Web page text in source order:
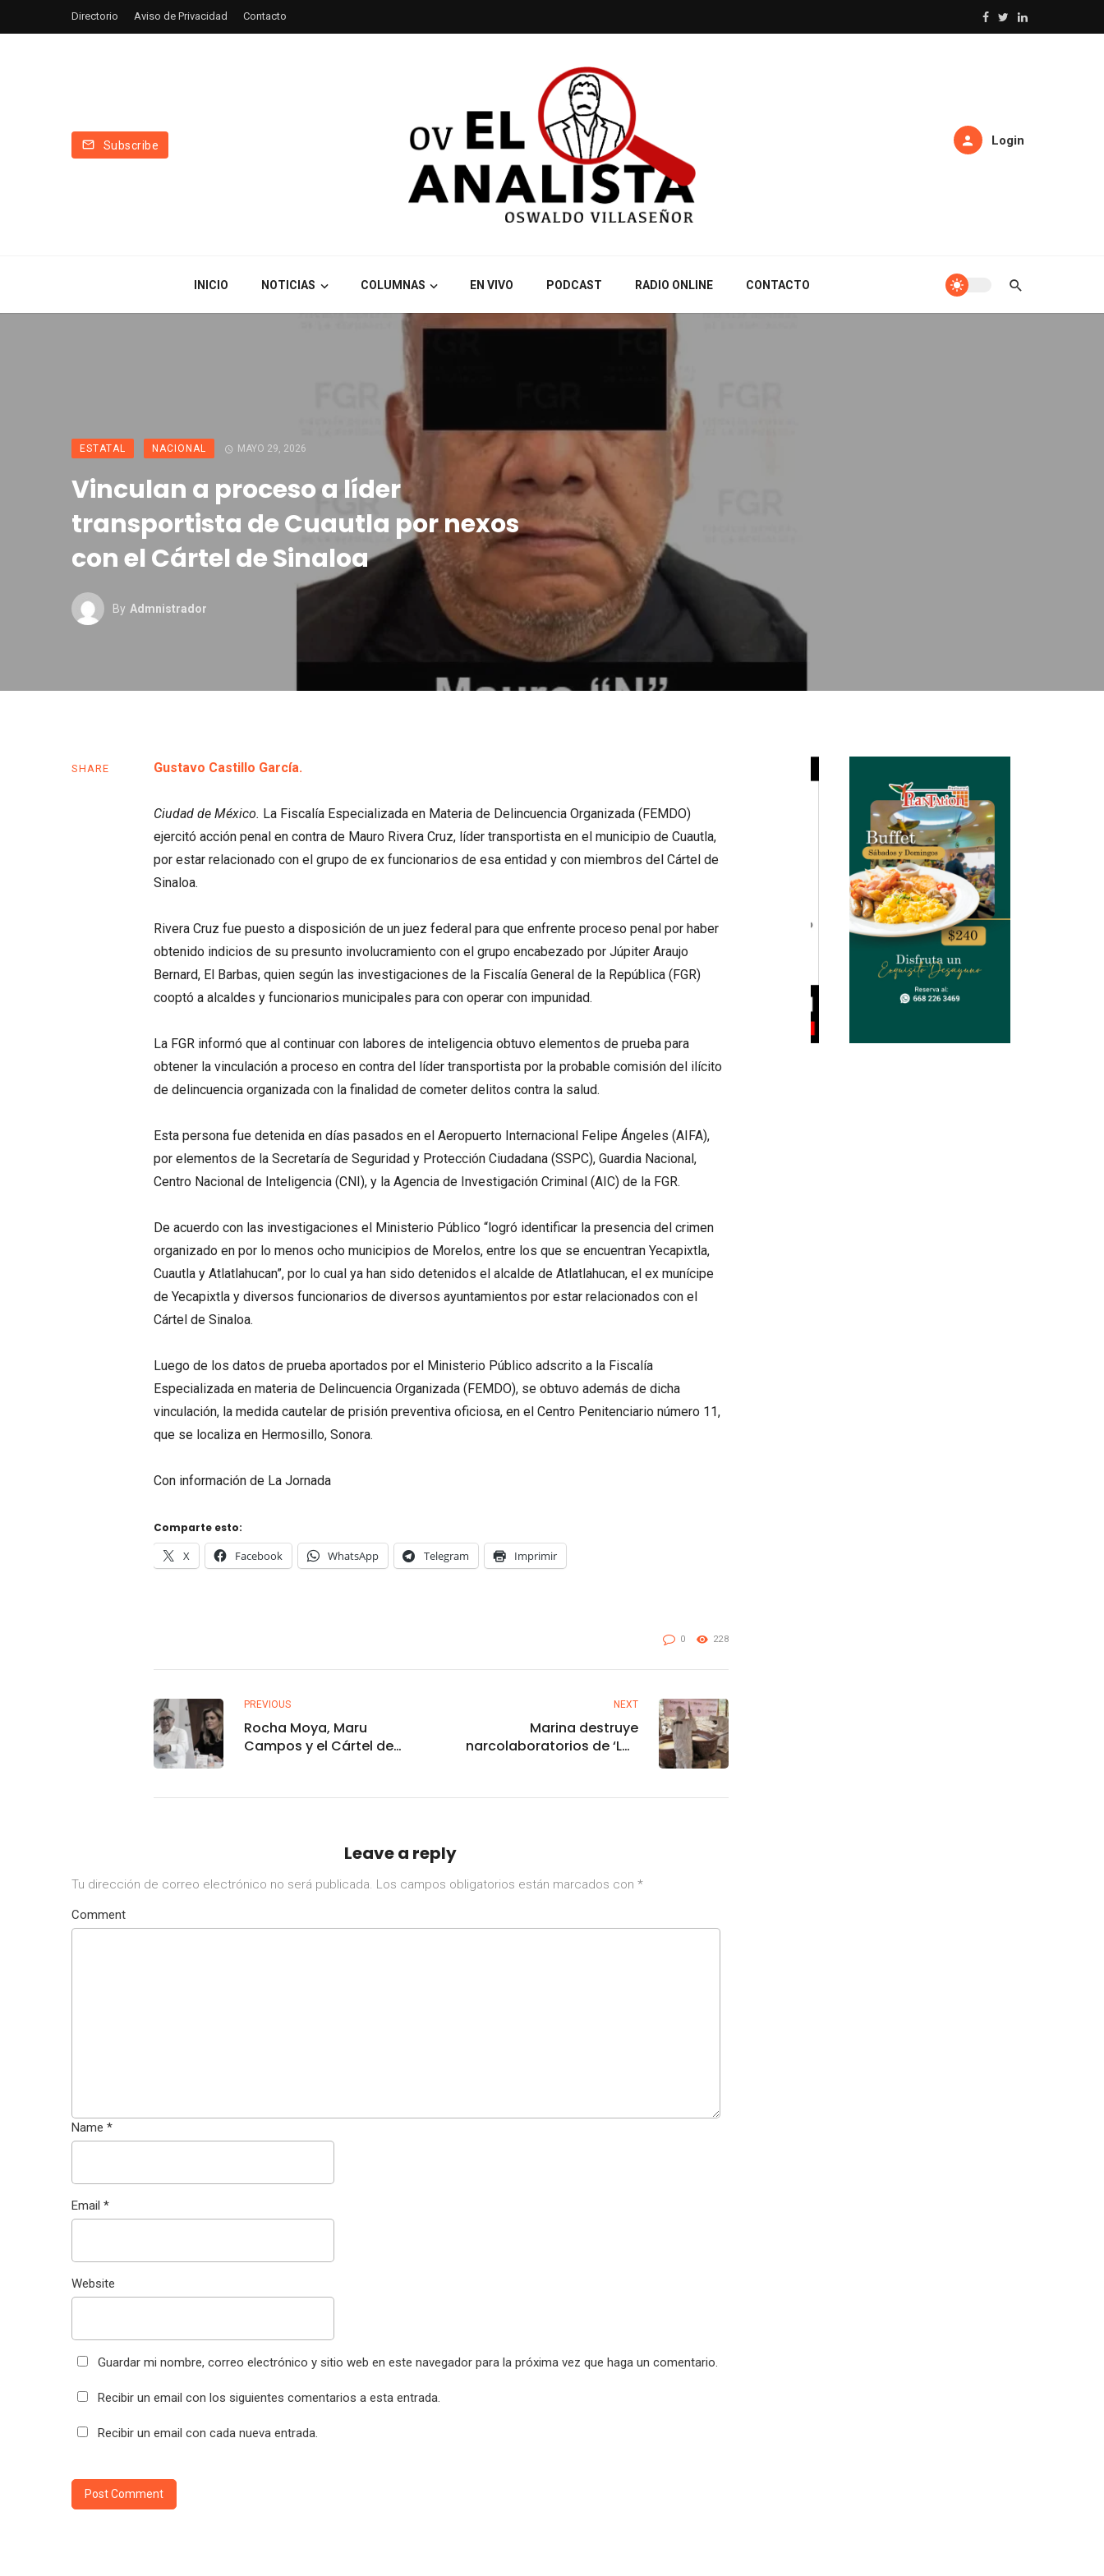
Directorio Aviso de Privacidad Contacto
Subscribe Login
INICIO NOTICIAS COLUMNAS EN VIVO PODCAST RADIO ONLINE CONTACTO
ESTATAL NACIONAL MAYO 29, 2026
Vinculan a proceso a líder
transportista de Cuautla por nexos
con el Cártel de Sinaloa
By Admnistrador
SHARE Gustavo Castillo García.
Ciudad de México. La Fiscalía Especializada en Materia de Delincuencia Organizada (FEMDO)
ejercitó acción penal en contra de Mauro Rivera Cruz, líder transportista en el municipio de Cuautla,
por estar relacionado con el grupo de ex funcionarios de esa entidad y con miembros del Cártel de
Sinaloa.
Rivera Cruz fue puesto a disposición de un juez federal para que enfrente proceso penal por haber
obtenido indicios de su presunto involucramiento con el grupo encabezado por Júpiter Araujo
Bernard, El Barbas, quien según las investigaciones de la Fiscalía General de la República (FGR)
cooptó a alcaldes y funcionarios municipales para con operar con impunidad.
La FGR informó que al continuar con labores de inteligencia obtuvo elementos de prueba para
obtener la vinculación a proceso en contra del líder transportista por la probable comisión del ilícito
de delincuencia organizada con la finalidad de cometer delitos contra la salud.
Esta persona fue detenida en días pasados en el Aeropuerto Internacional Felipe Ángeles (AIFA),
por elementos de la Secretaría de Seguridad y Protección Ciudadana (SSPC), Guardia Nacional,
Centro Nacional de Inteligencia (CNI), y la Agencia de Investigación Criminal (AIC) de la FGR.
De acuerdo con las investigaciones el Ministerio Público “logró identificar la presencia del crimen
organizado en por lo menos ocho municipios de Morelos, entre los que se encuentran Yecapixtla,
Cuautla y Atlatlahucan”, por lo cual ya han sido detenidos el alcalde de Atlatlahucan, el ex munícipe
de Yecapixtla y diversos funcionarios de diversos ayuntamientos por estar relacionados con el
Cártel de Sinaloa.
Luego de los datos de prueba aportados por el Ministerio Público adscrito a la Fiscalía
Especializada en materia de Delincuencia Organizada (FEMDO), se obtuvo además de dicha
vinculación, la medida cautelar de prisión preventiva oficiosa, en el Centro Penitenciario número 11,
que se localiza en Hermosillo, Sonora.
Con información de La Jornada
Comparte esto:
X Facebook WhatsApp Telegram Imprimir
0 228
PREVIOUS
Rocha Moya, Maru
Campos y el Cártel de
NEXT
Marina destruye
narcolaboratorios de ‘Los
de metanfetaminas
Leave a reply
Tu dirección de correo electrónico no será publicada. Los campos obligatorios están marcados con *
Comment
Name *
Email *
Website
Guardar mi nombre, correo electrónico y sitio web en este navegador para la próxima vez que haga un comentario.
Recibir un email con los siguientes comentarios a esta entrada.
Recibir un email con cada nueva entrada.